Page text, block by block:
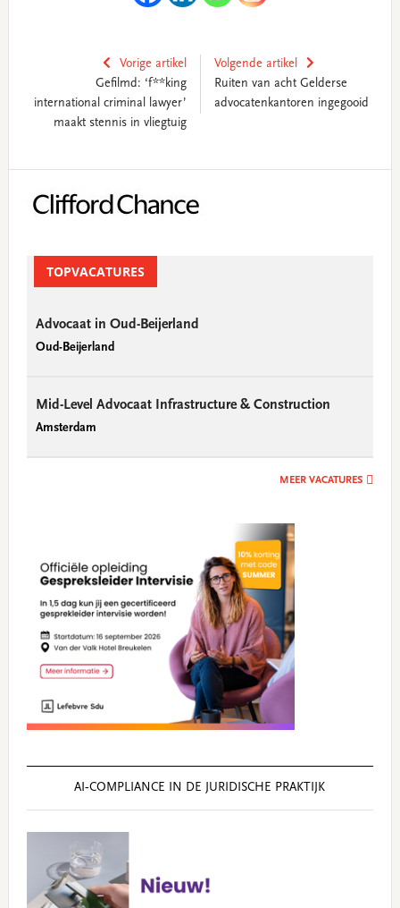
Vorige artikel
Gefilmd: ‘f**king
international criminal lawyer’
maakt stennis in vliegtuig
Volgende artikel
Ruiten van acht Gelderse
advocatenkantoren ingegooid
Sidebar
TOPVACATURES
Advocaat in Oud-Beijerland
Oud-Beijerland
Mid-Level Advocaat Infrastructure & Construction
Amsterdam
MEER VACATURES
AI‑COMPLIANCE IN DE JURIDISCHE PRAKTIJK